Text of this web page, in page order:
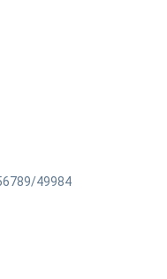
49984